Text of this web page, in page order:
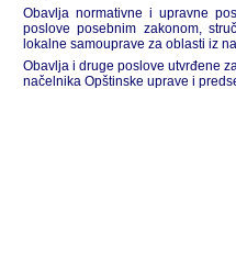
Obavlja normativne i upravne
poslove posebnim zakonom,
lokalne samouprave za oblasti iz
Obavlja i druge poslove utvrđene
načelnika Opštinske uprave i